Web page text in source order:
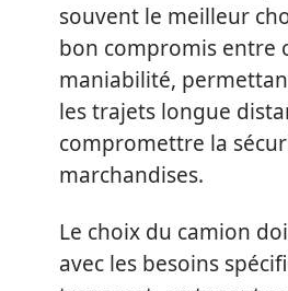
souvent le meilleur
bon compromis entre
maniabilité,
les trajets longue
compromettre la
marchandises.
Le choix du camion
avec les besoins